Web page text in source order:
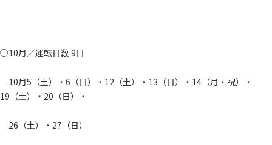
○10月／運転日数 9日
10月5（土）・6（日）・12（土）・13（日）・14（月・祝）・
19（土）・20（日）・
26（土）・27（日）